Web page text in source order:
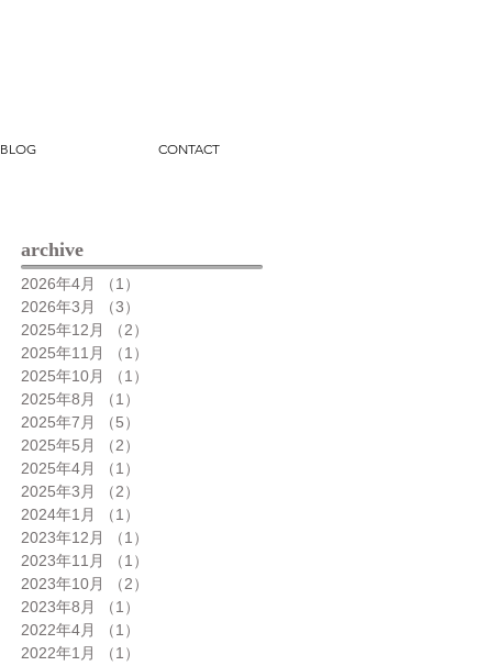
BLOG CONTACT
archive​
2026年4月 （1）
2026年3月
（3）
2025年12月
（2）
2025年11月
（1）
2025年10月
（1）
2025年8月
（1）
2025年7月
（5）
2025年5月
（2）
2025年4月
（1）
2025年3月
（2）
2024年1月
（1）
2023年12月
（1）
2023年11月
（1）
2023年10月
（2）
2023年8月
（1）
2022年4月
（1）
2022年1月
（1）